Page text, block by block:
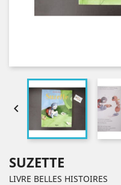

SUZETTE
LIVRE BELLES HISTOIRES